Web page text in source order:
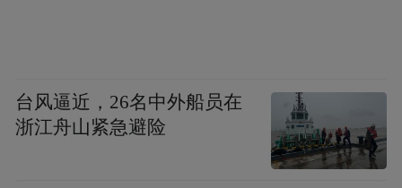
台风逼近，26名中外船员在
浙江舟山紧急避险